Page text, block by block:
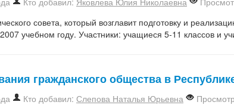
совета, который возглавит подготовку и
учебном году. Участники: учащиеся 5-11 классов и
гражданского общества в
Кто добавил: Слепова Наталья Юрьевна